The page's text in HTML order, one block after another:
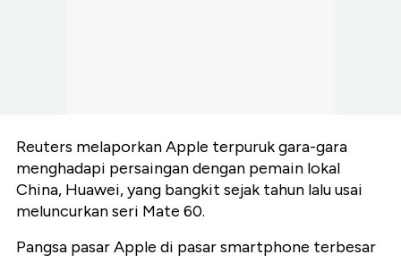
Reuters melaporkan Apple terpuruk gara-gara
menghadapi persaingan dengan pemain lokal
China, Huawei, yang bangkit sejak tahun lalu usai
meluncurkan seri Mate 60.
Pangsa pasar Apple di pasar smartphone terbesar